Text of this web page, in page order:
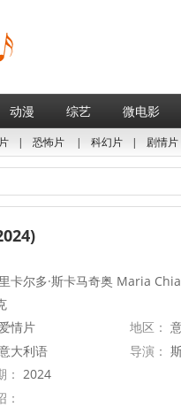
动漫 综艺 微电影
| 恐怖片 | 科幻片 | 剧情片
里卡尔多·斯卡马奇奥 Maria
情片 地区：
大利语 导演：
： 2024
：